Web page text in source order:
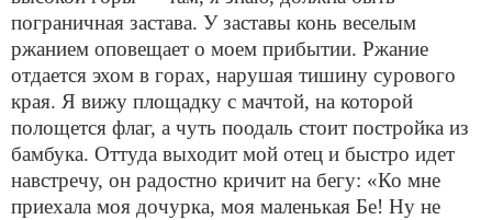
пограничная застава. У заставы конь веселым
ржанием оповещает о моем прибытии. Ржание
отдается эхом в горах, нарушая тишину сурового
края. Я вижу площадку с мачтой, на которой
полощется флаг, а чуть поодаль стоит постройка из
бамбука. Оттуда выходит мой отец и быстро идет
навстречу, он радостно кричит на бегу: «Ко мне
приехала моя дочурка, моя маленькая Бе! Ну не